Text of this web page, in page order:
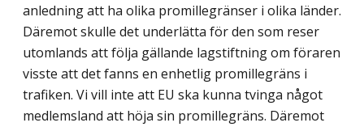
anledning att ha olika promillegränser i olika länder.
Däremot skulle det underlätta för den som reser
utomlands att följa gällande lagstiftning om föraren
visste att det fanns en enhetlig promillegräns i
trafiken. Vi vill inte att EU ska kunna tvinga något
medlemsland att höja sin promillegräns. Däremot